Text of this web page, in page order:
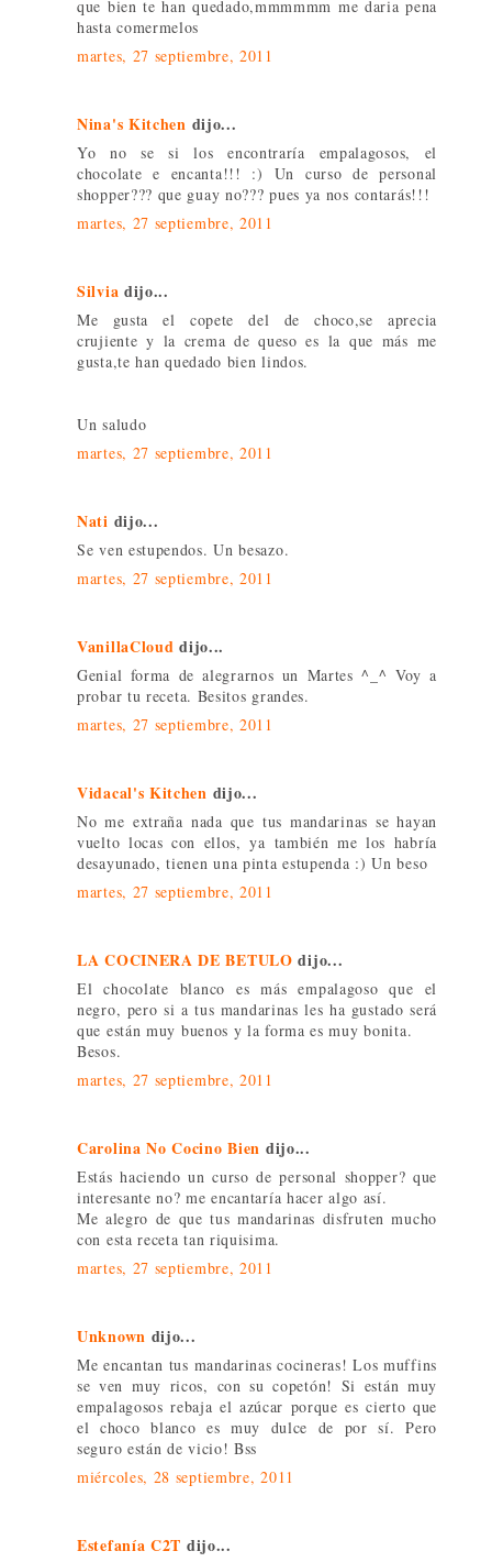
que bien te han quedado,mmmmmm me daria pena
hasta comermelos
martes, 27 septiembre, 2011
Nina's Kitchen dijo...
Yo no se si los encontraría empalagosos, el
chocolate e encanta!!! :) Un curso de personal
shopper??? que guay no??? pues ya nos contarás!!!
martes, 27 septiembre, 2011
Silvia dijo...
Me gusta el copete del de choco,se aprecia
crujiente y la crema de queso es la que más me
gusta,te han quedado bien lindos.
Un saludo
martes, 27 septiembre, 2011
Nati dijo...
Se ven estupendos. Un besazo.
martes, 27 septiembre, 2011
VanillaCloud dijo...
Genial forma de alegrarnos un Martes ^_^ Voy a
probar tu receta. Besitos grandes.
martes, 27 septiembre, 2011
Vidacal's Kitchen dijo...
No me extraña nada que tus mandarinas se hayan
vuelto locas con ellos, ya también me los habría
desayunado, tienen una pinta estupenda :) Un beso
martes, 27 septiembre, 2011
LA COCINERA DE BETULO dijo...
El chocolate blanco es más empalagoso que el
negro, pero si a tus mandarinas les ha gustado será
que están muy buenos y la forma es muy bonita.
Besos.
martes, 27 septiembre, 2011
Carolina No Cocino Bien dijo...
Estás haciendo un curso de personal shopper? que
interesante no? me encantaría hacer algo así.
Me alegro de que tus mandarinas disfruten mucho
con esta receta tan riquisima.
martes, 27 septiembre, 2011
Unknown dijo...
Me encantan tus mandarinas cocineras! Los muffins
se ven muy ricos, con su copetón! Si están muy
empalagosos rebaja el azúcar porque es cierto que
el choco blanco es muy dulce de por sí. Pero
seguro están de vicio! Bss
miércoles, 28 septiembre, 2011
Estefanía C2T dijo...